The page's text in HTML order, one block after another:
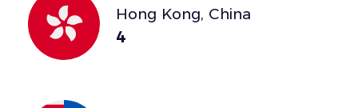
Hong Kong, China
4